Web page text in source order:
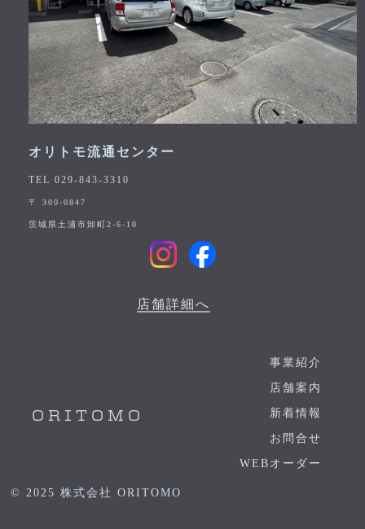
オリトモ流通センター
TEL 029-843-3310
〒 300-0847
茨城県土浦市卸町2-6-10
店舗詳細へ
ORITOMO
事業紹介
店舗案内
新着情報
お問合せ
WEBオーダー
© 2025 株式会社 ORITOMO